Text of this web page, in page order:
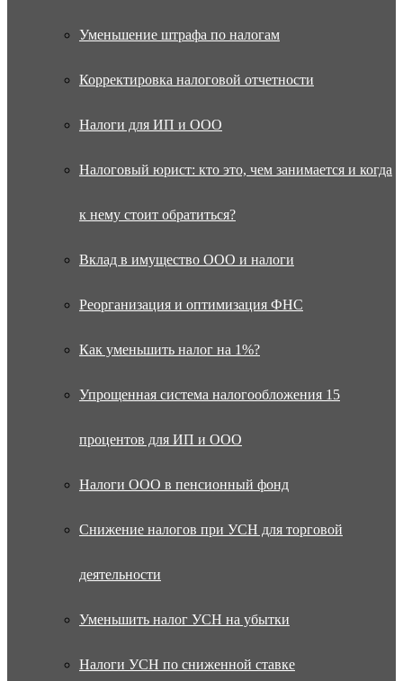
Уменьшение штрафа по налогам
Корректировка налоговой отчетности
Налоги для ИП и ООО
Налоговый юрист: кто это, чем занимается и когда
к нему стоит обратиться?
Вклад в имущество ООО и налоги
Реорганизация и оптимизация ФНС
Как уменьшить налог на 1%?
Упрощенная система налогообложения 15
процентов для ИП и ООО
Налоги ООО в пенсионный фонд
Снижение налогов при УСН для торговой
деятельности
Уменьшить налог УСН на убытки
Налоги УСН по сниженной ставке